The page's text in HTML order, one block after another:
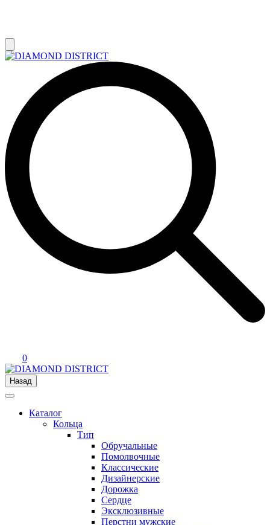
0
Назад
Каталог
Кольца
Тип
Обручальные
Помолвочные
Классические
Дизайнерские
Дорожка
Сердце
Эксклюзивные
Перстни мужские